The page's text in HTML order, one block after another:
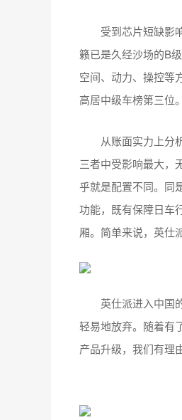
受到芯片短缺影响
籁已是久经沙场的B
空间、动力、操控等
高居中级车榜第三位
从账面实力上分析
三者中受影响最大，
乎就是配置不同。同
功能，既有保障日车
厢。简单来说，英仕
英仕派进入中国的
轻易地放弃。随着有
产品升级，我们有理